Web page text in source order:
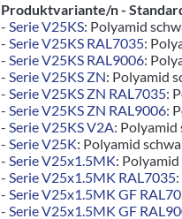
Produktvariante/n -
- Serie V25KS: Polyamid
- Serie V25KS RAL7035:
- Serie V25KS RAL9006:
- Serie V25KS ZN: Polyamid
- Serie V25KS ZN RAL7035:
- Serie V25KS ZN RAL9006:
- Serie V25KS V2A: Polyamid
- Serie V25K: Polyamid
- Serie V25x1.5MK:
- Serie V25x1.5MK RAL7035
- Serie V25x1.5MK GF
- Serie V25x1.5MK GF